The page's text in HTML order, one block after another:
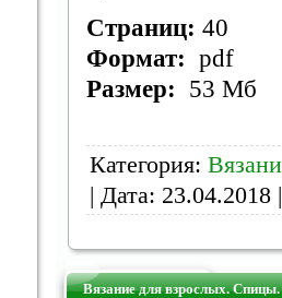
Страниц: 40
Формат: pdf
Размер: 53 Мб
Категория:
| Дата: 23.04.2018
Вязание для взрослых.